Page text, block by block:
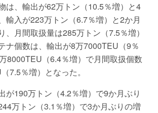
は、輸出が62万トン（10.5％増）と4
輸入が223万トン（6.7％増）と2か月
、月間取扱量は285万トン（7.5％増）
ナ個数は、輸出が8万7000TEU（9％
8000TEU（6.4％増）で月間取扱個数
7.5％増）となった。
が190万トン（4.2％増）で9か月ぶり
万トン（3.1％増）で3か月ぶりの増